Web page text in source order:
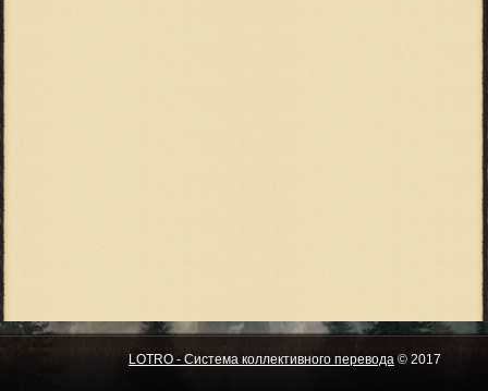
LOTRO - Система коллективного перевода © 2017